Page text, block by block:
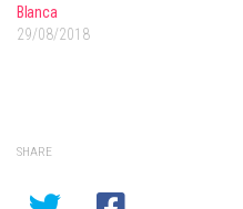
Blanca
29/08/2018
SHARE